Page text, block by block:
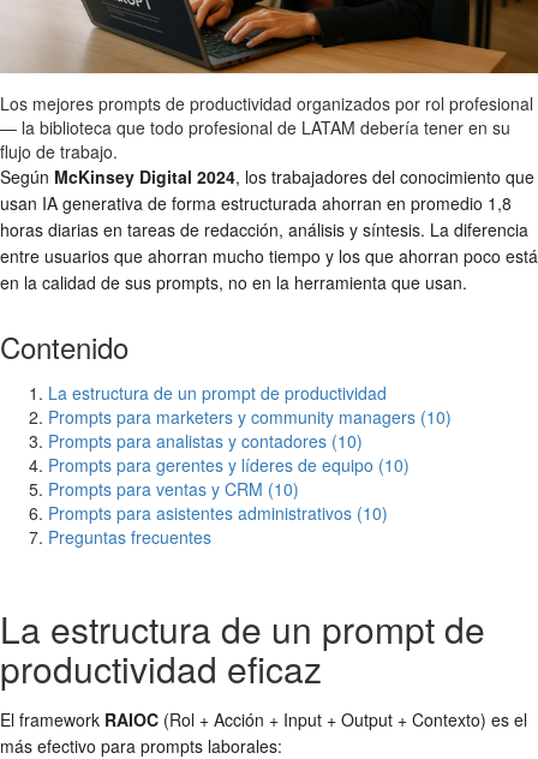
Los mejores prompts de productividad organizados por rol profesional
— la biblioteca que todo profesional de LATAM debería tener en su
flujo de trabajo.
Según McKinsey Digital 2024, los trabajadores del conocimiento que
usan IA generativa de forma estructurada ahorran en promedio 1,8
horas diarias en tareas de redacción, análisis y síntesis. La diferencia
entre usuarios que ahorran mucho tiempo y los que ahorran poco está
en la calidad de sus prompts, no en la herramienta que usan.
Contenido
La estructura de un prompt de productividad
Prompts para marketers y community managers (10)
Prompts para analistas y contadores (10)
Prompts para gerentes y líderes de equipo (10)
Prompts para ventas y CRM (10)
Prompts para asistentes administrativos (10)
Preguntas frecuentes
La estructura de un prompt de
productividad eficaz
El framework RAIOC (Rol + Acción + Input + Output + Contexto) es el
más efectivo para prompts laborales: